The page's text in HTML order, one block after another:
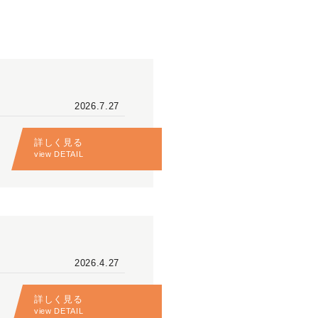
2026.7.27
詳しく見る
view DETAIL
2026.4.27
詳しく見る
view DETAIL